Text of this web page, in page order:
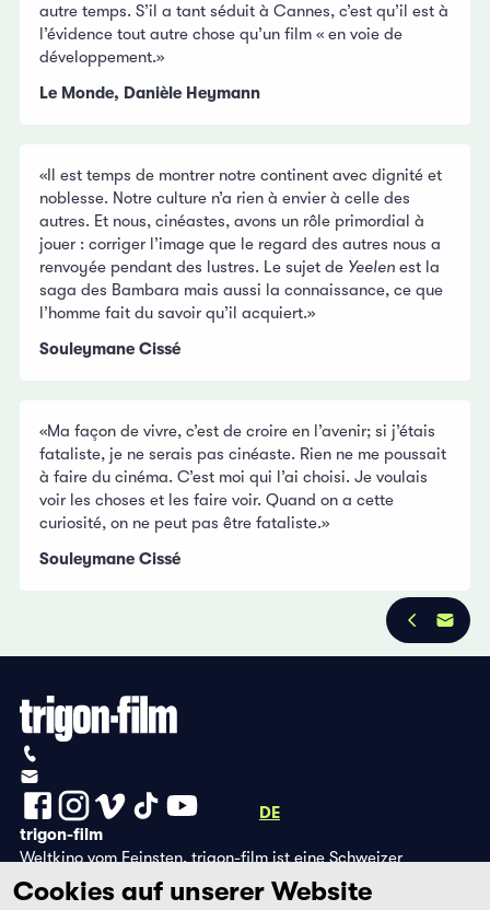
autre temps. S’il a tant séduit à Cannes, c’est qu’il est à
l’évidence tout autre chose qu’un film « en voie de
développement.»
Le Monde, Danièle Heymann
«Il est temps de montrer notre continent avec dignité et
noblesse. Notre culture n’a rien à envier à celle des
autres. Et nous, cinéastes, avons un rôle primordial à
jouer : corriger l’image que le regard des autres nous a
renvoyée pendant des lustres. Le sujet de Yeelen est la
saga des Bambara mais aussi la connaissance, ce que
l’homme fait du savoir qu’il acquiert.»
Souleymane Cissé
«Ma façon de vivre, c’est de croire en l’avenir; si j’étais
fataliste, je ne serais pas cinéaste. Rien ne me poussait
à faire du cinéma. C’est moi qui l’ai choisi. Je voulais
voir les choses et les faire voir. Quand on a cette
curiosité, on ne peut pas être fataliste.»
Souleymane Cissé
DE
trigon-film
Weltkino vom Feinsten. trigon-film ist eine Schweizer
Filmstiftung, die seit 1988 sorgfältig ausgewählte Filme aus
Lateinamerika, Asien, Afrika und dem östlichen Europa im
Cookies auf unserer Website